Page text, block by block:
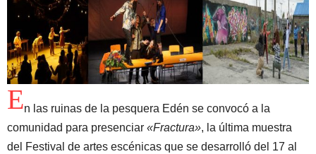
En las ruinas de la pesquera Edén se convocó a la
comunidad para presenciar «Fractura», la última muestra
del Festival de artes escénicas que se desarrolló del 17 al